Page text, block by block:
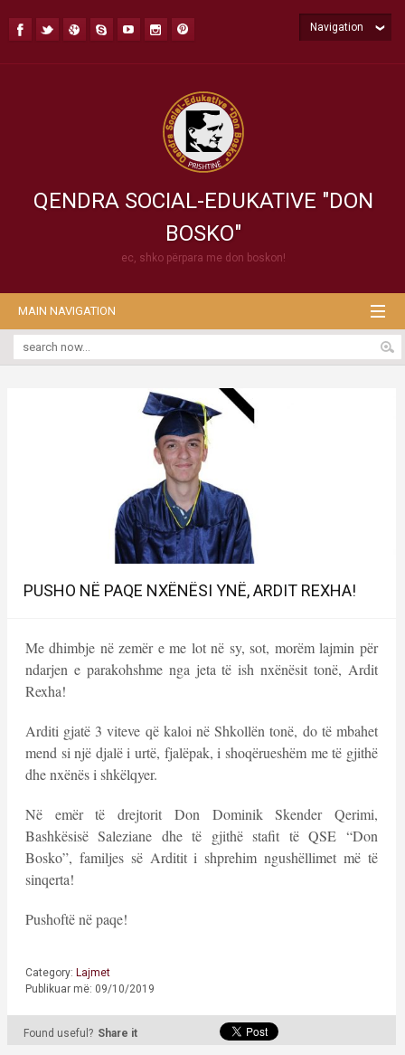
QENDRA SOCIAL-EDUKATIVE "DON
BOSKO"
ec, shko përpara me don boskon!
Navigation
MAIN NAVIGATION
PUSHO NË PAQE NXËNËSI YNË, ARDIT REXHA!
Me dhimbje në zemër e me lot në sy, sot, morëm lajmin për
ndarjen e parakohshme nga jeta të ish nxënësit tonë, Ardit
Rexha!
Arditi gjatë 3 viteve që kaloi në Shkollën tonë, do të mbahet
mend si një djalë i urtë, fjalëpak, i shoqërueshëm me të gjithë
dhe nxënës i shkëlqyer.
Në emër të drejtorit Don Dominik Skender Qerimi,
Bashkësisë Saleziane dhe të gjithë stafit të QSE “Don
Bosko”, familjes së Arditit i shprehim ngushëllimet më të
sinqerta!
Pushoftë në paqe!
Category: Lajmet
Publikuar më: 09/10/2019
Found useful? Share it